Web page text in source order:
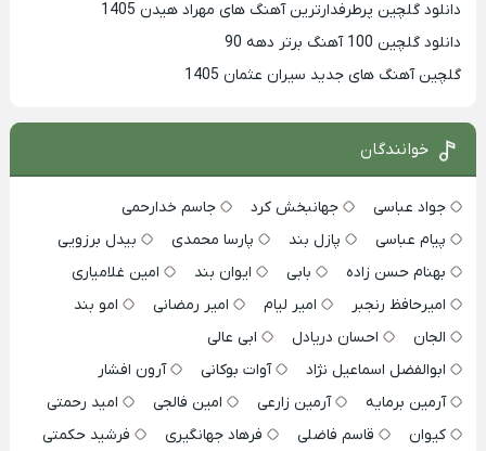
دانلود گلچین پرطرفدارترین آهنگ های مهراد هیدن 1405
دانلود گلچین 100 آهنگ برتر دهه 90
گلچین آهنگ های جدید سیران عثمان 1405
خوانندگان
جواد عباسی جهانبخش کرد
جاسم خدارحمی
پیام عباسی
پازل بند پارسا محمدی
بیدل برزویی
بهنام حسن زاده
بابی ایوان بند
امین غلامیاری
امیرحافظ رنجبر
امیر لیام امیر رمضانی
امو بند
الجان
احسان دریادل
ابی عالی
ابوالفضل اسماعیل نژاد
آوات بوکانی
آرون افشار
آرمین برمایه
آرمین زارعی امین فالجی
امید رحمتی
کیوان
قاسم فاضلی فرهاد جهانگیری
فرشید حکمتی